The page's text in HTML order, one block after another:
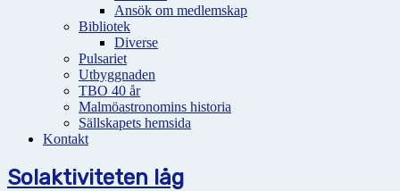
Ansök om medlemskap
Bibliotek
Diverse
Pulsariet
Utbyggnaden
TBO 40 år
Malmöastronomins historia
Sällskapets hemsida
Kontakt
Solaktiviteten låg